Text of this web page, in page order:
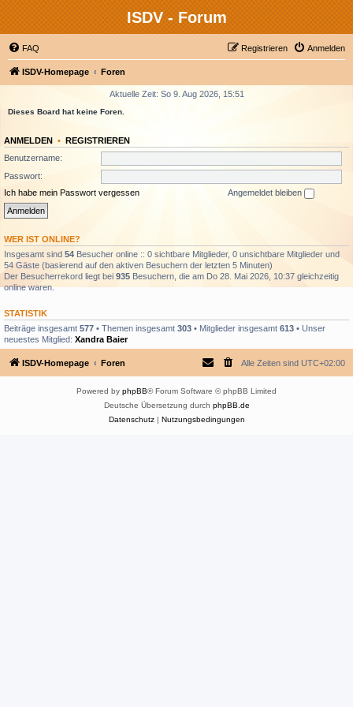
ISDV - Forum
FAQ Anmelden
Registrieren
ISDV-Homepage Foren
Aktuelle Zeit: So 9. Aug 2026, 15:51
Dieses Board hat keine Foren.
ANMELDEN • REGISTRIEREN
Benutzername:
Passwort:
Ich habe mein Passwort vergessen
Angemeldet bleiben
WER IST ONLINE?
Insgesamt sind 54 Besucher online :: 0 sichtbare Mitglieder, 0 unsichtbare Mitglieder und
54 Gäste (basierend auf den aktiven Besuchern der letzten 5 Minuten)
Der Besucherrekord liegt bei 935 Besuchern, die am Do 28. Mai 2026, 10:37 gleichzeitig
online waren.
STATISTIK
Beiträge insgesamt 577 • Themen insgesamt 303 • Mitglieder insgesamt 613 • Unser
neuestes Mitglied: Xandra Baier
ISDV-Homepage Foren Alle Zeiten sind UTC+02:00
Powered by phpBB® Forum Software © phpBB Limited
Deutsche Übersetzung durch phpBB.de
Datenschutz| Nutzungsbedingungen